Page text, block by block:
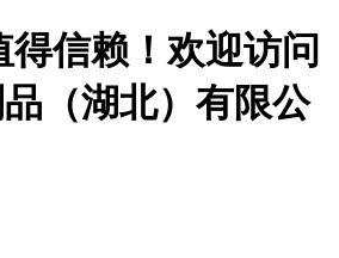
得信赖！欢迎访问
（湖北）有限公